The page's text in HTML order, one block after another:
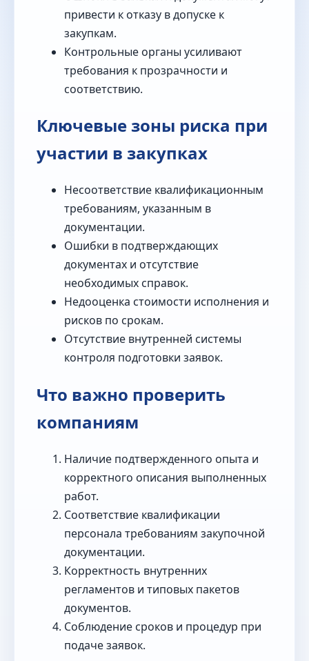
привести к отказу в допуске к
закупкам.
Контрольные органы усиливают
требования к прозрачности и
соответствию.
Ключевые зоны риска при
участии в закупках
Несоответствие квалификационным
требованиям, указанным в
документации.
Ошибки в подтверждающих
документах и отсутствие
необходимых справок.
Недооценка стоимости исполнения и
рисков по срокам.
Отсутствие внутренней системы
контроля подготовки заявок.
Что важно проверить
компаниям
Наличие подтвержденного опыта и
корректного описания выполненных
работ.
Соответствие квалификации
персонала требованиям закупочной
документации.
Корректность внутренних
регламентов и типовых пакетов
документов.
Соблюдение сроков и процедур при
подаче заявок.